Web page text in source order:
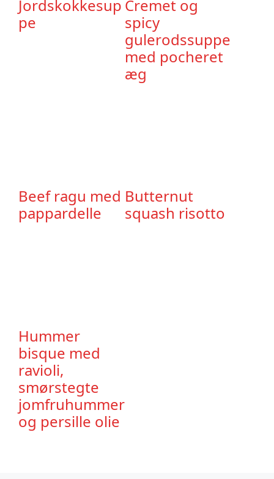
Jordskokkesup
pe
Cremet og
spicy
gulerodssuppe
med pocheret
æg
Beef ragu med
pappardelle
Butternut
squash risotto
Hummer
bisque med
ravioli,
smørstegte
jomfruhummer
og persille olie